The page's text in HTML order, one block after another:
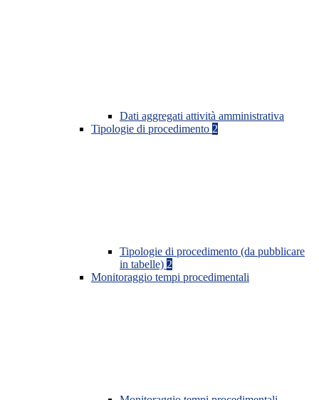
Dati aggregati attività amministrativa
Tipologie di procedimento 2
Tipologie di procedimento (da pubblicare
in tabelle) 2
Monitoraggio tempi procedimentali